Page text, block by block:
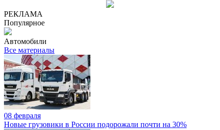
РЕКЛАМА
Популярное
Автомобили
Все материалы
08 февраля
Новые грузовики в России подорожали почти на 30%